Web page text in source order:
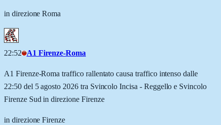
in direzione Roma
22:52 A1 Firenze-Roma
A1 Firenze-Roma traffico rallentato causa traffico intenso dalle
22:50 del 5 agosto 2026 tra Svincolo Incisa - Reggello e Svincolo
Firenze Sud in direzione Firenze
in direzione Firenze